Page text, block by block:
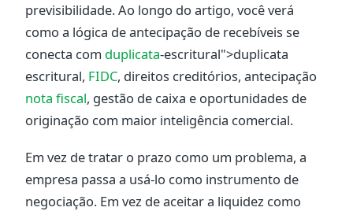
previsibilidade. Ao longo do artigo, você verá
como a lógica de antecipação de recebíveis se
conecta com duplicata-escritural">duplicata
escritural, FIDC, direitos creditórios, antecipação
nota fiscal, gestão de caixa e oportunidades de
originação com maior inteligência comercial.
Em vez de tratar o prazo como um problema, a
empresa passa a usá-lo como instrumento de
negociação. Em vez de aceitar a liquidez como